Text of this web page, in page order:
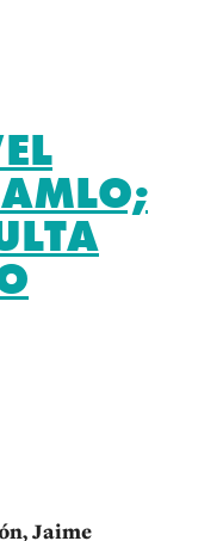
Jaime